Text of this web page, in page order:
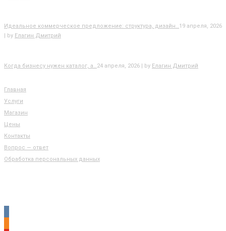
Идеальное коммерческое предложение: структура, дизайн…19 апреля, 2026
| by Елагин Дмитрий
Когда бизнесу нужен каталог, а…24 апреля, 2026 | by Елагин Дмитрий
Главная
Услуги
Магазин
Цены
Контакты
Вопрос — ответ
Обработка персональных данных